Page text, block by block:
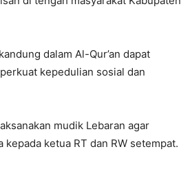
dalam Al-Qur’an dapat
kepedulian sosial dan
mudik Lebaran agar
ketua RT dan RW setempat.